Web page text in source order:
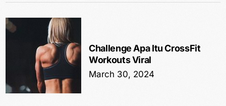
Challenge Apa Itu CrossFit
Workouts Viral
March 30, 2024